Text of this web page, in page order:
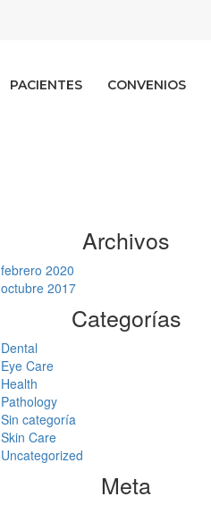
PACIENTES CONVENIOS
Archivos
febrero 2020
octubre 2017
Categorías
Dental
Eye Care
Health
Pathology
Sin categoría
Skin Care
Uncategorized
Meta